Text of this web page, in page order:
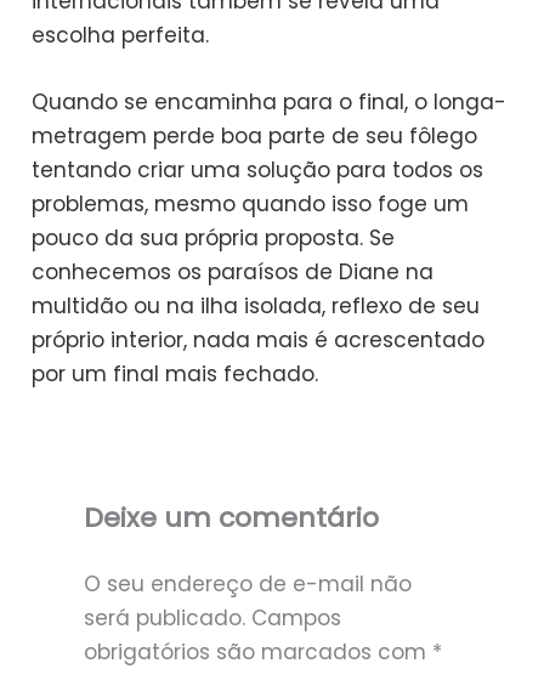
escolha perfeita.
Quando se encaminha para o final, o longa-
metragem perde boa parte de seu fôlego
tentando criar uma solução para todos os
problemas, mesmo quando isso foge um
pouco da sua própria proposta. Se
conhecemos os paraísos de Diane na
multidão ou na ilha isolada, reflexo de seu
próprio interior, nada mais é acrescentado
por um final mais fechado.
Deixe um comentário
O seu endereço de e-mail não
será publicado. Campos
obrigatórios são marcados com *